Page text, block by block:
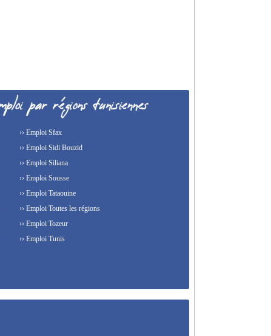
›› Emploi Sfax
›› Emploi Sidi Bouzid
›› Emploi Siliana
›› Emploi Sousse
›› Emploi Tataouine
›› Emploi Toutes les régions
›› Emploi Tozeur
›› Emploi Tunis